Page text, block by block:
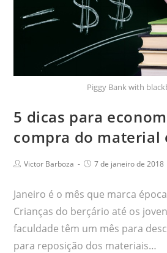
Piggy Bank with
5 dicas para
compra do material
Victor Barboza 7 de janeiro de 2018
Janeiro é o mês que marca
Crianças do berçário até os
faculdade têm um mês para
para reposição dos materiais…